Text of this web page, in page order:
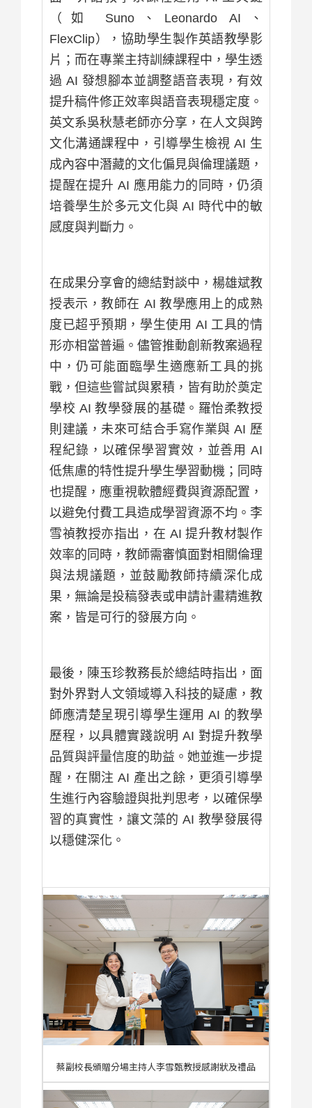
（如 Suno、Leonardo AI、
FlexClip），協助學生製作英語教學影
片；而在專業主持訓練課程中，學生透
過 AI 發想腳本並調整語音表現，有效
提升稿件修正效率與語音表現穩定度。
英文系吳秋慧老師亦分享，在人文與跨
文化溝通課程中，引導學生檢視 AI 生
成內容中潛藏的文化偏見與倫理議題，
提醒在提升 AI 應用能力的同時，仍須
培養學生於多元文化與 AI 時代中的敏
感度與判斷力。
在成果分享會的總結對談中，楊雄斌教
授表示，教師在 AI 教學應用上的成熟
度已超乎預期，學生使用 AI 工具的情
形亦相當普遍。儘管推動創新教案過程
中，仍可能面臨學生適應新工具的挑
戰，但這些嘗試與累積，皆有助於奠定
學校 AI 教學發展的基礎。羅怡柔教授
則建議，未來可結合手寫作業與 AI 歷
程紀錄，以確保學習實效，並善用 AI
低焦慮的特性提升學生學習動機；同時
也提醒，應重視軟體經費與資源配置，
以避免付費工具造成學習資源不均。李
雪禎教授亦指出，在 AI 提升教材製作
效率的同時，教師需審慎面對相關倫理
與法規議題，並鼓勵教師持續深化成
果，無論是投稿發表或申請計畫精進教
案，皆是可行的發展方向。
最後，陳玉珍教務長於總結時指出，面
對外界對人文領域導入科技的疑慮，教
師應清楚呈現引導學生運用 AI 的教學
歷程，以具體實踐說明 AI 對提升教學
品質與評量信度的助益。她並進一步提
醒，在關注 AI 產出之餘，更須引導學
生進行內容驗證與批判思考，以確保學
習的真實性，讓文藻的 AI 教學發展得
以穩健深化。
蔡副校長頒贈分場主持人李雪甄教授感謝狀及禮品